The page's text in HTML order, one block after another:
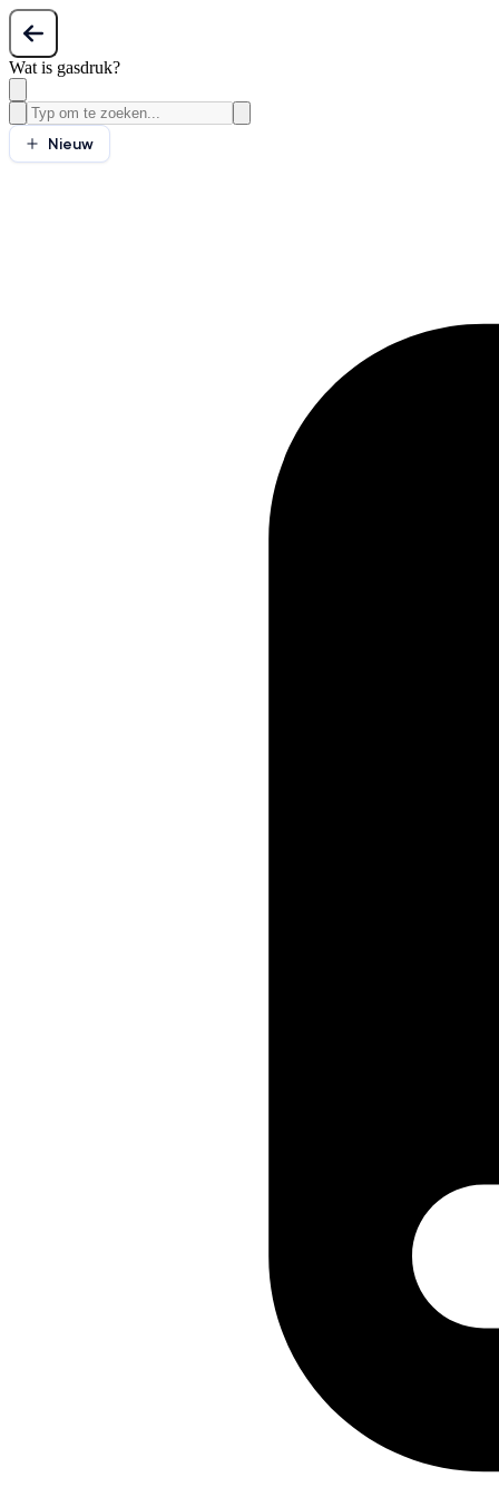
Wat is gasdruk?
Nieuw